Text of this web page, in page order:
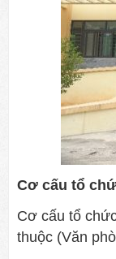
Cơ cấu tổ
Cơ cấu tổ
thuộc (Văn